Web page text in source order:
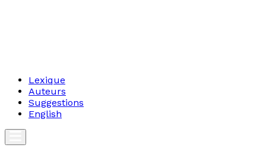
Lexique
Auteurs
Suggestions
English